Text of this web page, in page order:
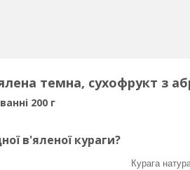
темна, сухофрукт з
200 г
в'яленої кураги?
Курага